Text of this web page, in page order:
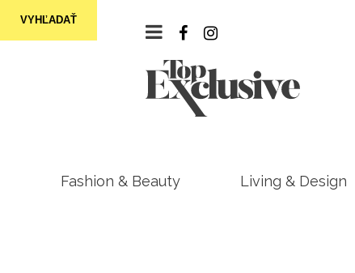
Fashion & Beauty Living & Design
VYHĽADAŤ